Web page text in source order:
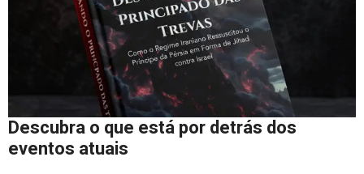
Descubra o que está por detrás dos
eventos atuais